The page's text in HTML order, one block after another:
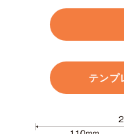
テンプ